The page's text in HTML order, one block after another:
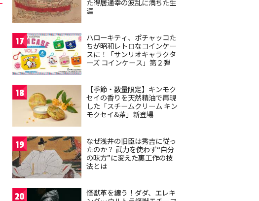
た得居通幸の波乱に満ちた生
涯
17
ハローキティ、ポチャッコた
ちが昭和レトロなコインケー
スに！「サンリオキャラクタ
ーズ コインケース」第２弾
18
【季節・数量限定】キンモク
セイの香りを天然精油で再現
した「スチームクリーム キン
モクセイ&茶」新登場
19
なぜ浅井の旧臣は秀吉に従っ
たのか？ 武力を使わず“自分
の味方”に変えた裏工作の技
法とは
20
怪獣革を纏う！ダダ、エレキ